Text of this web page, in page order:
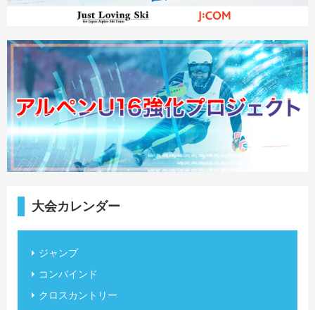
大会カレンダー
ジャンプ
コンバインド
クロスカントリー